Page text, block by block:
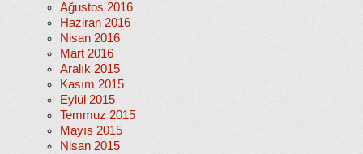
Ağustos 2016
Haziran 2016
Nisan 2016
Mart 2016
Aralık 2015
Kasım 2015
Eylül 2015
Temmuz 2015
Mayıs 2015
Nisan 2015